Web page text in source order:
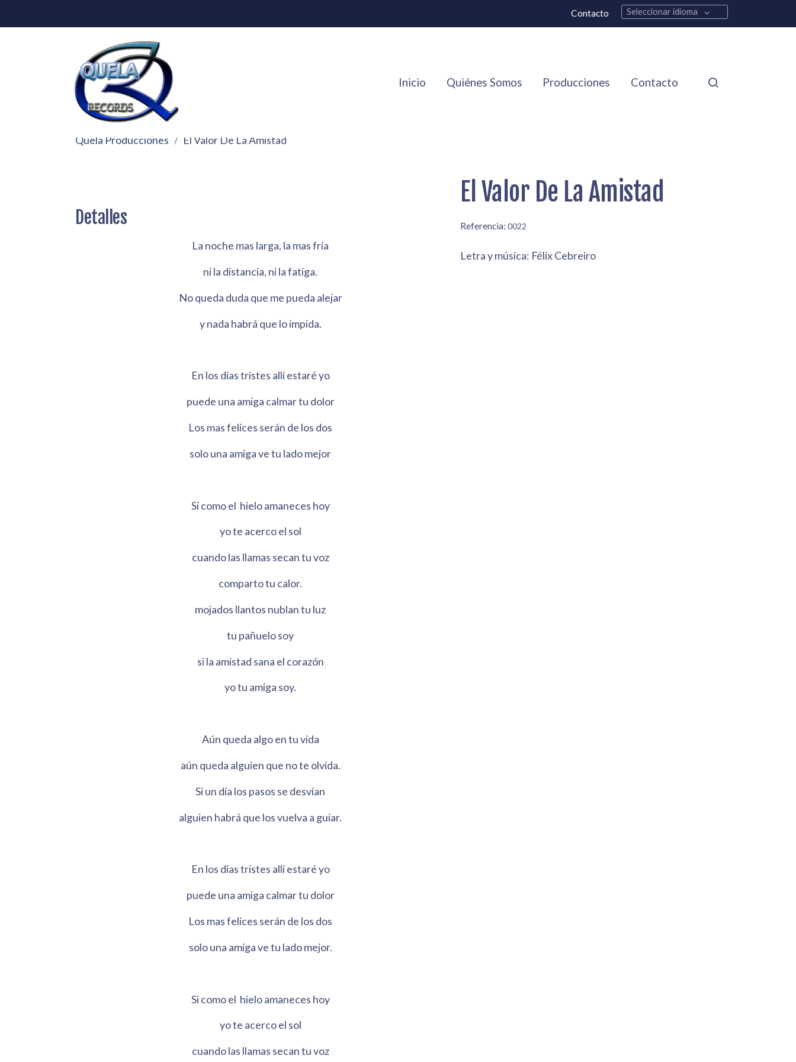
Contacto Seleccionar idioma
Inicio Quiénes Somos Producciones Contacto
Quela Producciones El Valor De La Amistad
Detalles
La noche mas larga, la mas fría
ni la distancia, ni la fatiga.
No queda duda que me pueda alejar
y nada habrá que lo impida.
En los días tristes allí estaré yo
puede una amiga calmar tu dolor
Los mas felices serán de los dos
solo una amiga ve tu lado mejor
Si como el hielo amaneces hoy
yo te acerco el sol
cuando las llamas secan tu voz
comparto tu calor.
mojados llantos nublan tu luz
tu pañuelo soy
si la amistad sana el corazón
yo tu amiga soy.
Aún queda algo en tu vida
aún queda alguien que no te olvida.
Si un día los pasos se desvían
alguien habrá que los vuelva a guiar.
En los días tristes allí estaré yo
puede una amiga calmar tu dolor
Los mas felices serán de los dos
solo una amiga ve tu lado mejor.
Si como el hielo amaneces hoy
yo te acerco el sol
cuando las llamas secan tu voz
El Valor De La Amistad
Referencia:0022
Letra y música: Félix Cebreiro